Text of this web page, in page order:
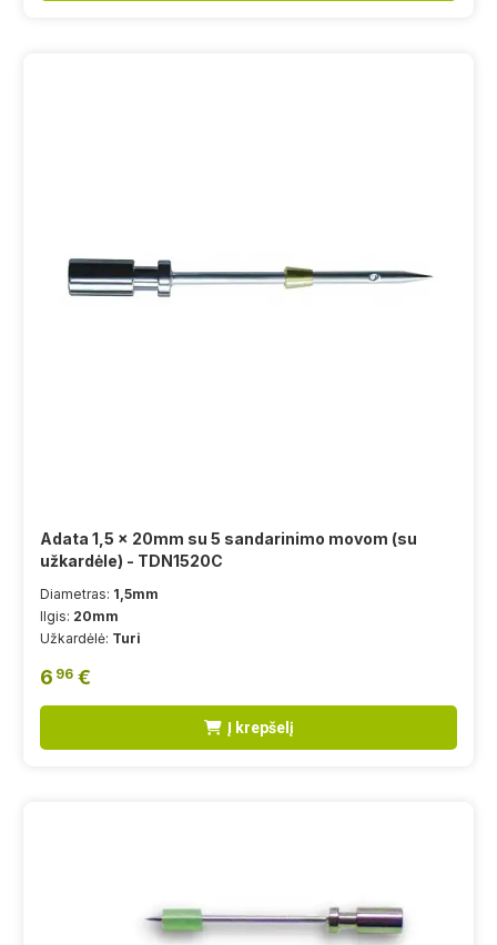
Adata 1,5 x 20mm su 5 sandarinimo movom (su
užkardėle) - TDN1520C
Diametras: 1,5mm
Ilgis: 20mm
Užkardėlė: Turi
6 96 €
Į krepšelį